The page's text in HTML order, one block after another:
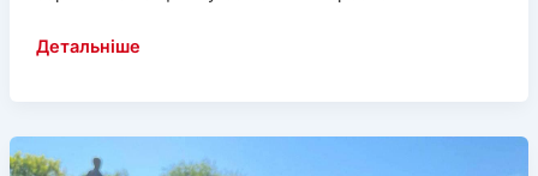
Поліція
розстрілу
авто
Детальніше